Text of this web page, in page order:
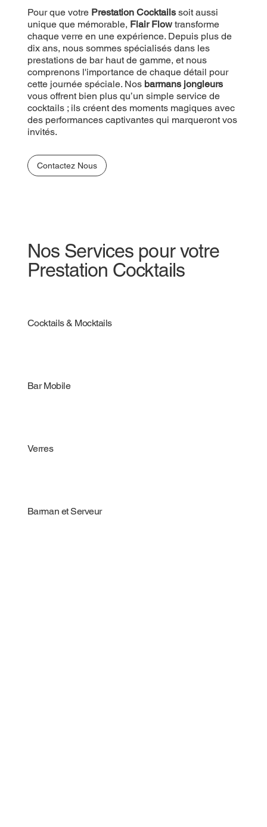
Pour que votre Prestation Cocktailssoit aussi
unique que mémorable, Flair Flowtransforme
chaque verre en une expérience. Depuis plus de
dix ans, nous sommes spécialisés dans les
prestations de bar haut de gamme, et nous
comprenons l'importance de chaque détail pour
cette journée spéciale. Nos barmans jongleurs
vous offrent bien plus qu’un simple service de
cocktails ; ils créent des moments magiques avec
des performances captivantes qui marqueront vos
invités.
Contactez Nous
Nos Services pour votre
Prestation Cocktails
Cocktails & Mocktails
Bar Mobile
Verres
Barman et Serveur